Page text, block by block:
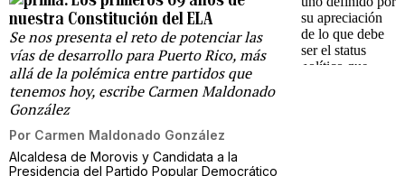
nuestra Constitución del ELA
Se nos presenta el reto de potenciar las
vías de desarrollo para Puerto Rico, más
allá de la polémica entre partidos que
tenemos hoy, escribe Carmen Maldonado
González
Por Carmen Maldonado González
Alcaldesa de Morovis y Candidata a la
Presidencia del Partido Popular Democrático